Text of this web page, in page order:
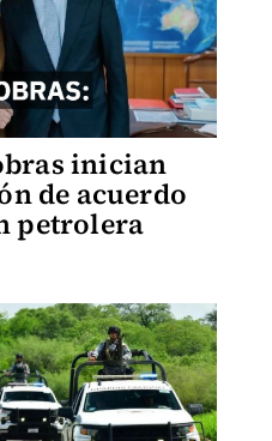
inician
de acuerdo
petrolera